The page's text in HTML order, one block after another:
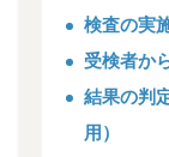
検査の実
受検者か
結果の判
用）